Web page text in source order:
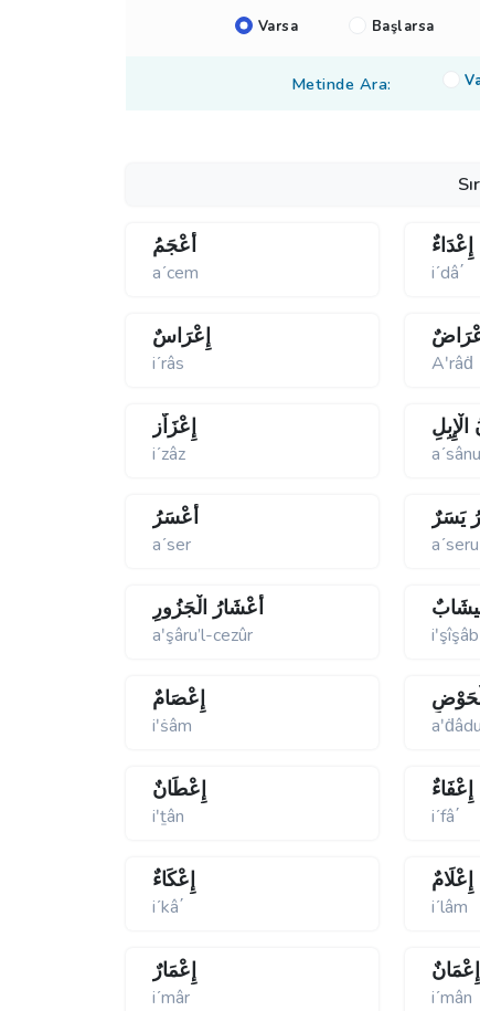
Varsa Başlarsa
Metinde Ara:
أَعْجَمُ
aʹcem
إِعْدَاءٌ
iʹdâ΄
إِعْرَاسٌ
iʹrâs Aʹrâḋ
إِعْزَاٌز
iʹzâz
أَعْسَرُ
aʹser
يَسَرٌ
أَعْشَارُ الْجَزُورِ
aʹşâru’l-cezûr iʹşîşâb
إِعْصَامٌ
iʹṡâm
إِعْطَانٌ
iʹṯân
إِعْفَاءٌ
iʹfâ΄
إِعْكَاءٌ
iʹkâ΄
إِعْلَامٌ
iʹlâm
إِعْمَارٌ
iʹmâr
إِعْمَانٌ
iʹmân